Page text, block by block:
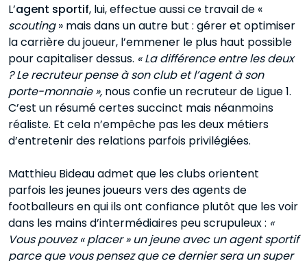
L’agent sportif, lui, effectue aussi ce travail de «
scouting» mais dans un autre but : gérer et optimiser
la carrière du joueur, l’emmener le plus haut possible
pour capitaliser dessus. « La différence entre les deux
? Le recruteur pense à son club et l’agent à son
porte-monnaie », nous confie un recruteur de Ligue 1.
C’est un résumé certes succinct mais néanmoins
réaliste. Et cela n’empêche pas les deux métiers
d’entretenir des relations parfois privilégiées.
Matthieu Bideau admet que les clubs orientent
parfois les jeunes joueurs vers des agents de
footballeurs en qui ils ont confiance plutôt que les voir
dans les mains d’intermédiaires peu scrupuleux : «
Vous pouvez « placer » un jeune avec un agent sportif
parce que vous pensez que ce dernier sera un super